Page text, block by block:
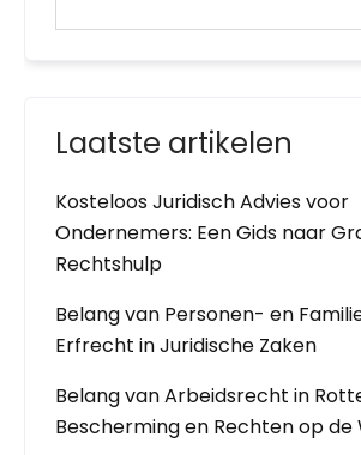
Laatste artikelen
Kosteloos Juridisch Advies voor
Ondernemers: Een Gids naar
Rechtshulp
Belang van Personen- en
Erfrecht in Juridische Zaken
Belang van Arbeidsrecht in
Bescherming en Rechten op de